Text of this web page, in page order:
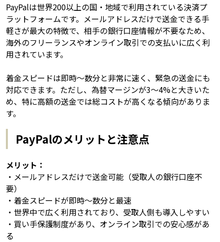
PayPalは世界200以上の国・地域で利用されている決済プ
ラットフォームです。メールアドレスだけで送金できる手
軽さが最大の特徴で、相手の銀行口座情報が不要なため、
海外のフリーランスやオンライン取引での支払いに広く利
用されています。
着金スピードは即時〜数分と非常に速く、緊急の送金にも
対応できます。ただし、為替マージンが3〜4%と大きいた
め、特に高額の送金では総コストが高くなる傾向がありま
す。
PayPalのメリットと注意点
メリット：
・メールアドレスだけで送金可能（受取人の銀行口座不
要）
・着金スピードが即時〜数分と最速
・世界中で広く利用されており、受取人側も導入しやすい
・買い手保護制度があり、オンライン取引での安心感があ
る